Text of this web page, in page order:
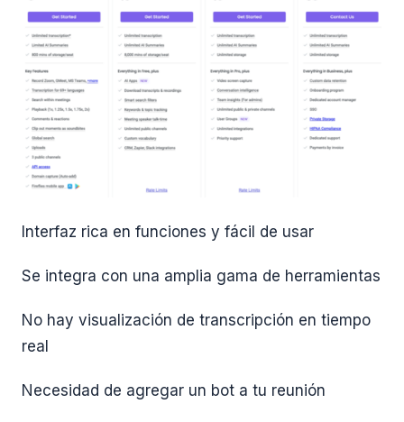
Interfaz rica en funciones y fácil de usar
Se integra con una amplia gama de herramientas
No hay visualización de transcripción en tiempo
real
Necesidad de agregar un bot a tu reunión